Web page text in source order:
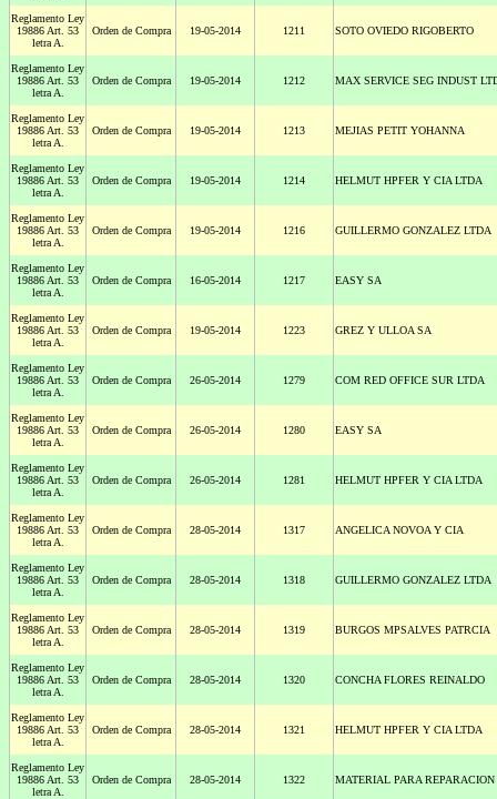
Reglamento Ley
19886 Art. 53
letra A.
Orden de Compra 19-05-2014 1211 SOTO OVIEDO RIGOBERTO
Reglamento Ley
19886 Art. 53
letra A.
Orden de Compra 19-05-2014 1212 MAX SERVICE SEG INDUST
Reglamento Ley
19886 Art. 53
letra A.
Orden de Compra 19-05-2014 1213 MEJIAS PETIT YOHANNA
Reglamento Ley
19886 Art. 53
letra A.
Orden de Compra 19-05-2014 1214 HELMUT HPFER Y CIA LTDA
Reglamento Ley
19886 Art. 53
letra A.
Orden de Compra 19-05-2014 1216 GUILLERMO GONZALEZ LTDA
Reglamento Ley
19886 Art. 53
letra A.
Orden de Compra 16-05-2014 1217 EASY SA
Reglamento Ley
19886 Art. 53
letra A.
Orden de Compra 19-05-2014 1223 GREZ Y ULLOA SA
Reglamento Ley
19886 Art. 53
letra A.
Orden de Compra 26-05-2014 1279 COM RED OFFICE SUR LTDA
Reglamento Ley
19886 Art. 53
letra A.
Orden de Compra 26-05-2014 1280 EASY SA
Reglamento Ley
19886 Art. 53
letra A.
Orden de Compra 26-05-2014 1281 HELMUT HPFER Y CIA LTDA
Reglamento Ley
19886 Art. 53
letra A.
Orden de Compra 28-05-2014 1317 ANGELICA NOVOA Y CIA
Reglamento Ley
19886 Art. 53
letra A.
Orden de Compra 28-05-2014 1318 GUILLERMO GONZALEZ LTDA
Reglamento Ley
19886 Art. 53
letra A.
Orden de Compra 28-05-2014 1319 BURGOS MPSALVES PATRCIA
Reglamento Ley
19886 Art. 53
letra A.
Orden de Compra 28-05-2014 1320 CONCHA FLORES REINALDO
Reglamento Ley
19886 Art. 53
letra A.
Orden de Compra 28-05-2014 1321 HELMUT HPFER Y CIA LTDA
Reglamento Ley
19886 Art. 53
letra A.
Orden de Compra 28-05-2014 1322 MATERIAL PARA